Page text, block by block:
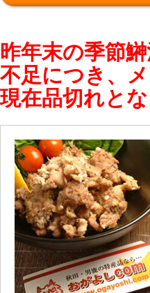
昨年末の季節
不足につき、
現在品切れと